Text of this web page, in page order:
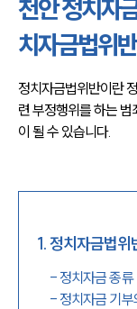
천안 분사무소 오시는
천안변호사상담 상담접
채용정보
천안 정치자
치자금법위반
정치자금법위반이란
련 부정행위를 하는
이 될 수 있습니다.
1.정치자금법위
- 정치자금 종류
- 정치자금 기